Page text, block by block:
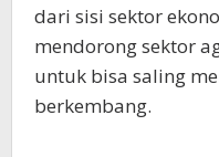
dari sisi sektor
mendorong sektor
untuk bisa saling
berkembang.